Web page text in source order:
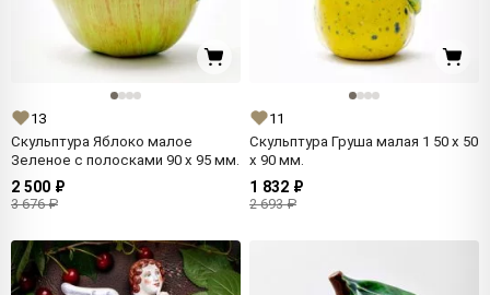
13
Скульптура Яблоко малое
Зеленое с полосками 90 x 95 мм.
2 500 ₽
3 676 ₽
11
Скульптура Груша малая 1 50 x 50
x 90 мм.
1 832 ₽
2 693 ₽